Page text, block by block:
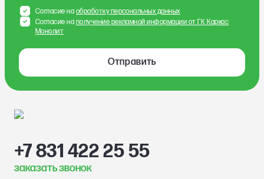
Отправить
Согласие на обработку персональных данных
Согласие на получение рекламной информации от ГК Каркас
Монолит
+7 831 422 25 55
заказать звонок